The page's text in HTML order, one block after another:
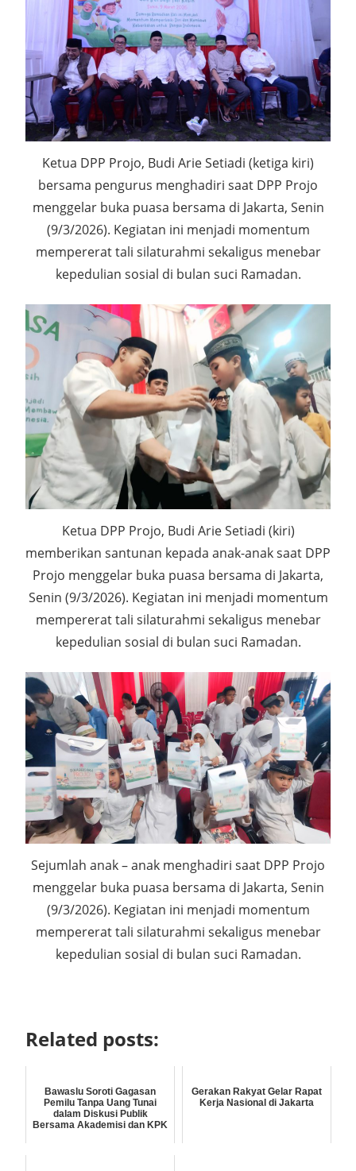
Ketua DPP Projo, Budi Arie Setiadi (ketiga kiri)
bersama pengurus menghadiri saat DPP Projo
menggelar buka puasa bersama di Jakarta, Senin
(9/3/2026). Kegiatan ini menjadi momentum
mempererat tali silaturahmi sekaligus menebar
kepedulian sosial di bulan suci Ramadan.
Ketua DPP Projo, Budi Arie Setiadi (kiri)
memberikan santunan kepada anak-anak saat DPP
Projo menggelar buka puasa bersama di Jakarta,
Senin (9/3/2026). Kegiatan ini menjadi momentum
mempererat tali silaturahmi sekaligus menebar
kepedulian sosial di bulan suci Ramadan.
Sejumlah anak – anak menghadiri saat DPP Projo
menggelar buka puasa bersama di Jakarta, Senin
(9/3/2026). Kegiatan ini menjadi momentum
mempererat tali silaturahmi sekaligus menebar
kepedulian sosial di bulan suci Ramadan.
Related posts:
Bawaslu Soroti Gagasan
Pemilu Tanpa Uang Tunai
dalam Diskusi Publik
Bersama Akademisi dan KPK
Gerakan Rakyat Gelar Rapat
Kerja Nasional di Jakarta